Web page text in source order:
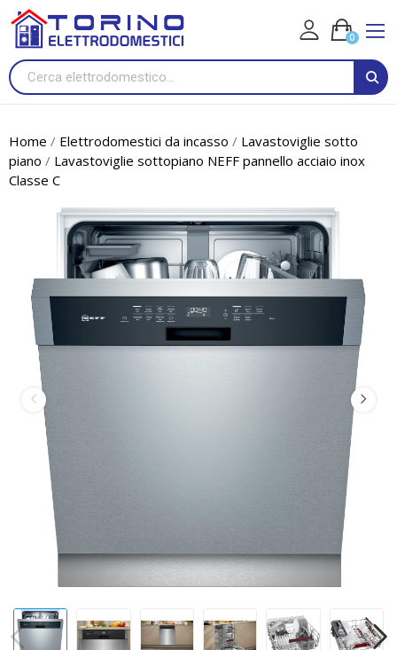
0
Home Elettrodomestici da incasso
Lavastoviglie sotto
piano
Lavastoviglie sottopiano NEFF pannello acciaio inox
Classe C